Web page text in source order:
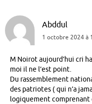
Abddul
1 octobre 2024 à
M Noirot aujourd’hui cri
moi il ne l’est point.
Du rassemblement
des patriotes ( qui n’a
logiquement comprenant